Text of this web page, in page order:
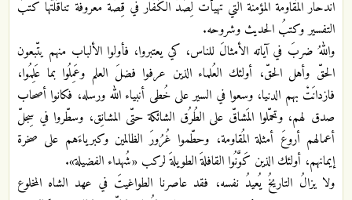
اندحار المُقاومة المؤمنة التي تهيّأت لِصَدّ الكُفّار في قِصّة معروفة تناقَلَتْها كتبُ
التفسير وكتبُ الحديث وشروحه.
واللهُ ضربَ في آياته الأمثالَ للناس، كي يعتبروا، فأولوا الألباب منهم يتّبعون
الحقّ وأهل الحقّ، أولئك العُلماء الذين عرفوا فضلَ العلم وعَمِلُوا بما عَلِمُوا،
فازدانَتْ بهم الدنيا، وسعوا في السير على خُطى أنبياء الله ورسله، فكانوا أصحاب
صدق لهم، وتحمّلوا المَشاقّ على الطُرُق الشائكة حتّى المشانِق، وسطّروا في سِجلّ
أعمالهم أروعَ أمثلة المُقاومة، وحطّموا غُرُورَ الظالمين وكبرياءَهم على صخرة
إيمانهم، أولئك الذين كَوَّنُوا القافلةَ الطويلةَ لركب «شُهداء الفضيلة».
ولا يزالُ التاريخُ يُعيدُ نفسه، فقد عاصرنا الطواغيتَ في عهد الشاه المخلوع